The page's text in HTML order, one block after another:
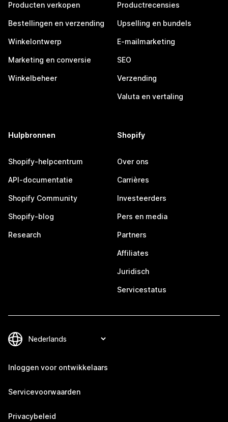
Producten verkopen
Bestellingen en verzending
Winkelontwerp
Marketing en conversie
Winkelbeheer
Productrecensies
Upselling en bundels
E-mailmarketing
SEO
Verzending
Valuta en vertaling
Hulpbronnen
Shopify-helpcentrum
API-documentatie
Shopify Community
Shopify-blog
Research
Shopify
Over ons
Carrières
Investeerders
Pers en media
Partners
Affiliates
Juridisch
Servicestatus
Inloggen voor ontwikkelaars
Servicevoorwaarden
Privacybeleid